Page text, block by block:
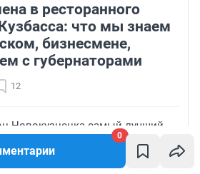
0
в ресторанного
что мы знаем
бизнесмене,
с губернаторами
12
Новокузнецка самый лучший